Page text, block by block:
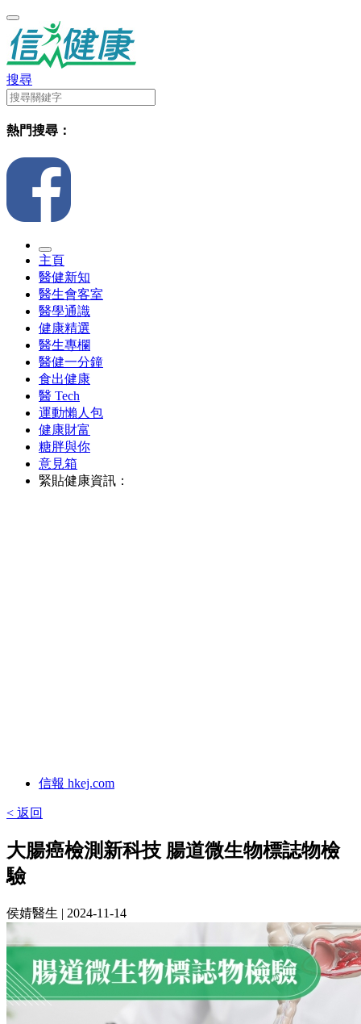
搜尋
熱門搜尋：
主頁
醫健新知
醫生會客室
醫學通識
健康精選
醫生專欄
醫健一分鐘
食出健康
醫 Tech
運動懶人包
健康財富
糖胖與你
意見箱
緊貼健康資訊：
信報 hkej.com
< 返回
大腸癌檢測新科技 腸道微生物標誌物檢
驗
侯婧醫生 | 2024-11-14